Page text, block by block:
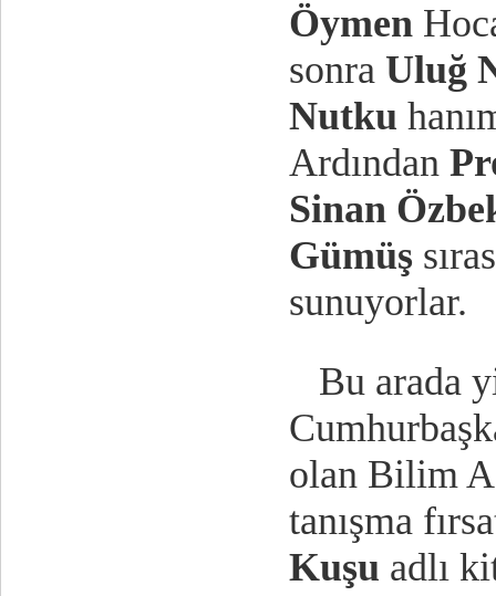
Öymen
sonra Uluğ
Nutku
Ardından
Sinan
Gümüş
sunuyorlar.
Bu arada
olan Bilim
tanışma
Kuşu adlı